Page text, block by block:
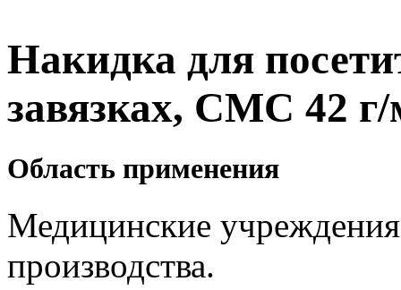
Накидка для
завязках, СМС 42
Область применения
Медицинские
производства.